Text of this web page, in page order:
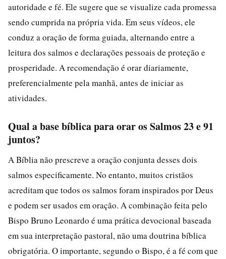
autoridade e fé. Ele sugere que se visualize cada promessa
sendo cumprida na própria vida. Em seus vídeos, ele
conduz a oração de forma guiada, alternando entre a
leitura dos salmos e declarações pessoais de proteção e
prosperidade. A recomendação é orar diariamente,
preferencialmente pela manhã, antes de iniciar as
atividades.
Qual a base bíblica para orar os Salmos 23 e 91
juntos?
A Bíblia não prescreve a oração conjunta desses dois
salmos especificamente. No entanto, muitos cristãos
acreditam que todos os salmos foram inspirados por Deus
e podem ser usados em oração. A combinação feita pelo
Bispo Bruno Leonardo é uma prática devocional baseada
em sua interpretação pastoral, não uma doutrina bíblica
obrigatória. O importante, segundo o Bispo, é a fé com que